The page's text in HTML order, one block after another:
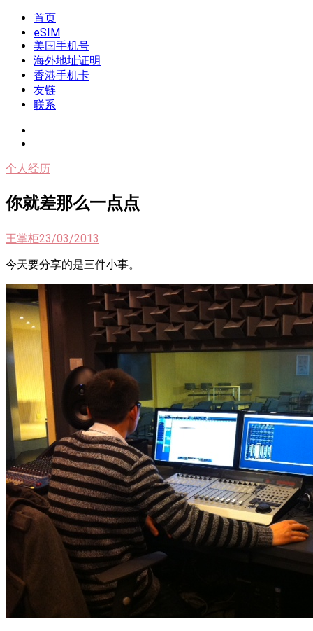
Skip
content
我是王掌柜
新闻酸菜馆|极客电台|自媒体联盟
首页
eSIM
美国手机号
海外地址证明
香港手机卡
友链
联系
个人经历
你就差那么一点点
王掌柜23/03/2013
今天要分享的是三件小事。